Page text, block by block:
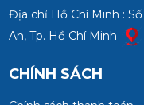
Địa chỉ Hồ Chí Minh :
An, Tp. Hồ Chí Minh
CHÍNH SÁCH